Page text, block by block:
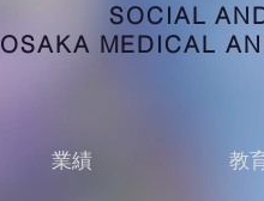
SOCIAL
OSAKA MEDICAL
業績 教